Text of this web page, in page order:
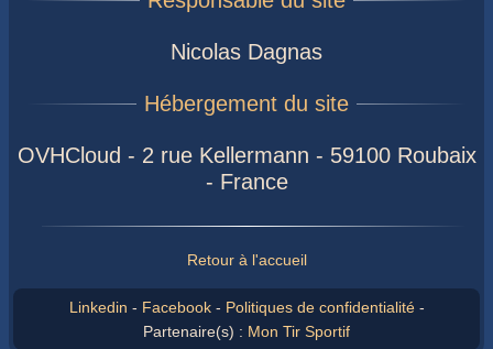
Nicolas Dagnas
OVHCloud - 2 rue Kellermann - 59100 Roubaix
- France
Retour à l'accueil
Linkedin - Facebook- Politiques de confidentialité-
Partenaire(s) : Mon Tir Sportif